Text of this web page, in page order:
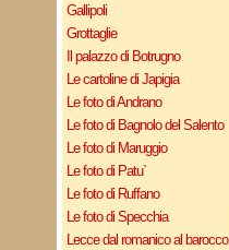
Gallipoli
Grottaglie
Il palazzo di Botrugno
Le cartoline di Japigia
Le foto di Andrano
Le foto di Bagnolo del Salento
Le foto di Maruggio
Le foto di Patu`
Le foto di Ruffano
Le foto di Specchia
Lecce dal romanico al barocco